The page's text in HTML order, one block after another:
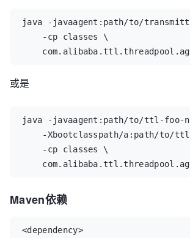
java -javaagent:path/to/
或是
java -javaagent:path/to/ttl-foo-
Maven依赖
<dependency>